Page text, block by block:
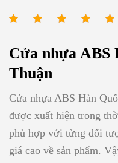
Cửa nhựa ABS
Thuận
Cửa nhựa ABS Hàn
được xuất hiện trong
phù hợp với từng đối
giá cao về sản phẩm.